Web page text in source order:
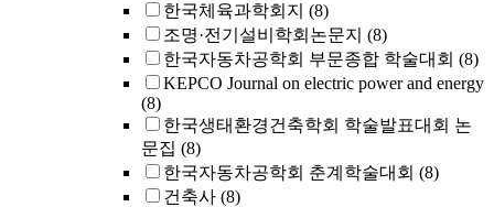
한국체육과학회지 (8)
조명·전기설비학회논문지 (8)
한국자동차공학회 부문종합 학술대회 (8)
KEPCO Journal on electric power and energy
(8)
한국생태환경건축학회 학술발표대회 논
문집 (8)
한국자동차공학회 춘계학술대회 (8)
건축사 (8)